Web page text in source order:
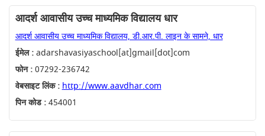
आदर्श आवासीय उच्च माध्यमिक विद्यालय धार
आदर्श आवासीय उच्च माध्यमिक विद्यालय, डी.आर.पी. लाइन के सामने, धार
ईमेल :adarshavasiyaschool[at]gmail[dot]com
फोन :07292-236742
वेबसाइट लिंक : http://www.aavdhar.com
पिन कोड :454001